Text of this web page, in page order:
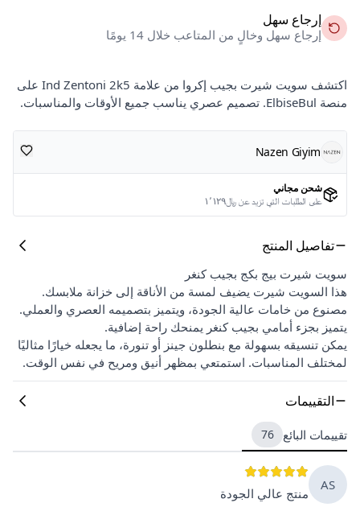
إرجاع سهل
إرجاع سهل وخالٍ من المتاعب خلال 14 يومًا
اكتشف سويت شيرت بجيب إكروا من علامة Ind Zentoni 2k5 على
منصة ElbiseBul. تصميم عصري يناسب جميع الأوقات والمناسبات.
Nazen Giyim
شحن مجاني
على الطلبات التي تزيد عن ﷼١٬١٢٩
تفاصيل المنتج
سويت شيرت بيج بكج بجيب كنغر
هذا السويت شيرت يضيف لمسة من الأناقة إلى خزانة ملابسك.
مصنوع من خامات عالية الجودة، ويتميز بتصميمه العصري والعملي.
يتميز بجزء أمامي بجيب كنغر يمنحك راحة إضافية.
يمكن تنسيقه بسهولة مع بنطلون جينز أو تنورة، ما يجعله خيارًا مثاليًا
لمختلف المناسبات. استمتعي بمظهر أنيق ومريح في نفس الوقت.
التقييمات
تقييمات البائع 76
AS
منتج عالي الجودة